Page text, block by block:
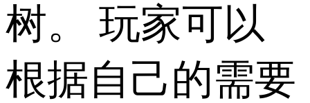
树。 玩家可以
根据自己的需要